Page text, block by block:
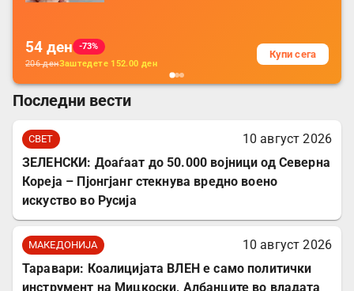
54 ден
-73%
206денЗаштедете 152.00 ден
Купи сега
Последни вести
СВЕТ
10 август 2026
ЗЕЛЕНСКИ: Доаѓаат до 50.000 војници од Северна
Кореја – Пјонгјанг стекнува вредно воено
искуство во Русија
МАКЕДОНИЈА
10 август 2026
Таравари: Коалицијата ВЛЕН е само политички
инструмент на Мицкоски, Албанците во владата